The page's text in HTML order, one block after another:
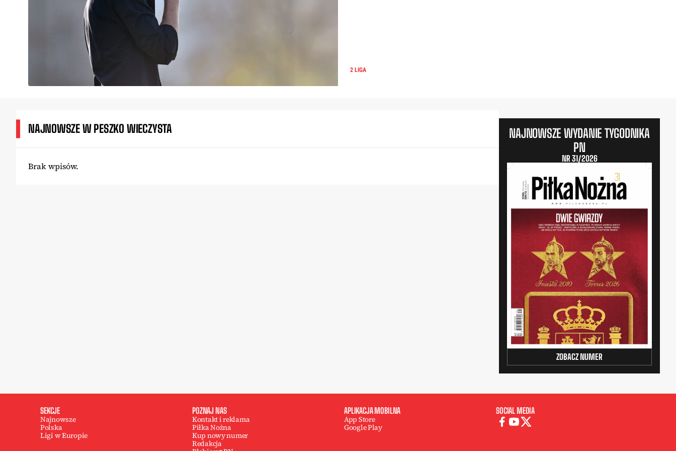
2 LIGA
NAJNOWSZE W PESZKO WIECZYSTA
Brak wpisów.
NAJNOWSZE WYDANIE TYGODNIKA
PN
NR 31/2026
ZOBACZ NUMER
SEKCJE
Najnowsze
Polska
Ligi w Europie
POZNAJ NAS
Kontakt i reklama
Piłka Nożna
Kup nowy numer
Redakcja
APLIKACJA MOBILNA
App Store
Google Play
SOCIAL MEDIA